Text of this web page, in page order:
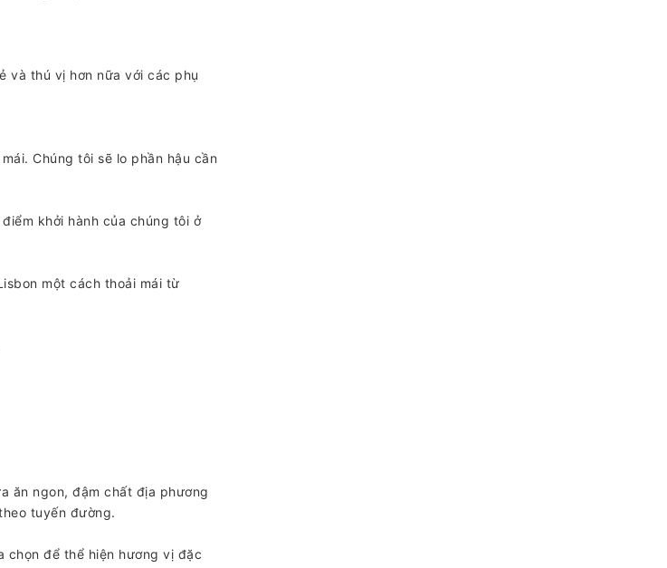
và thú vị hơn nữa với các phụ
Chúng tôi sẽ lo phần hậu cần
khởi hành của chúng tôi ở
một cách thoải mái từ
ăn ngon, đậm chất địa phương
tuyến đường.
chọn để thể hiện hương vị đặc